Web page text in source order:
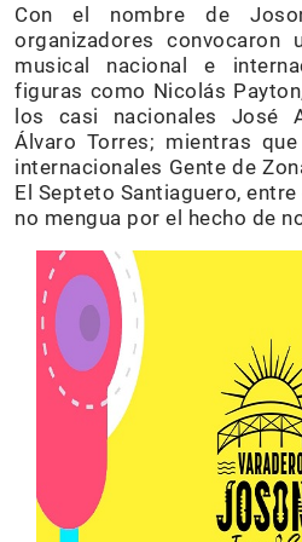
Con el nombre de
organizadores convocaron
musical nacional e
figuras como Nicolás
los casi nacionales José
Álvaro Torres; mientras
internacionales Gente de
El Septeto Santiaguero,
no mengua por el hecho de